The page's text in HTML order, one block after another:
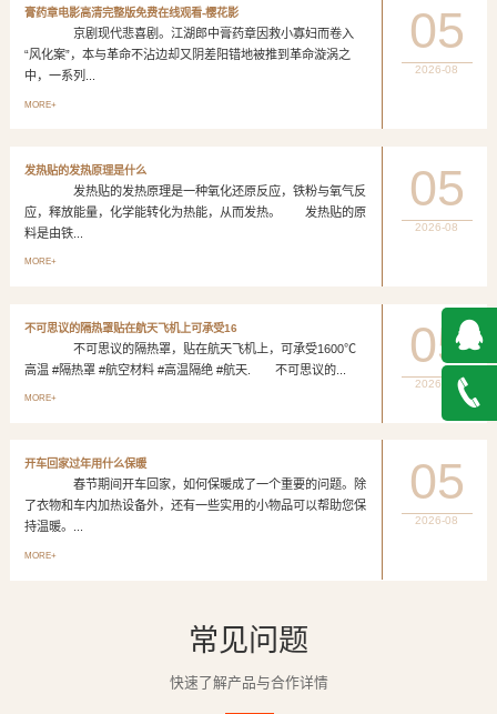
膏药章电影高清完整版免费在线观看-樱花影
京剧现代悲喜剧。江湖郎中膏药章因救小寡妇而卷入
“风化案”，本与革命不沾边却又阴差阳错地被推到革命漩涡之
中，一系列...
MORE+
05
2026-08
发热贴的发热原理是什么
发热贴的发热原理是一种氧化还原反应，铁粉与氧气反
应，释放能量，化学能转化为热能，从而发热。 发热贴的原
料是由铁...
MORE+
05
2026-08
不可思议的隔热罩贴在航天飞机上可承受16
不可思议的隔热罩，贴在航天飞机上，可承受1600℃
高温 #隔热罩 #航空材料 #高温隔绝 #航天. 不可思议的...
MORE+
05
2026-08
开车回家过年用什么保暖
春节期间开车回家，如何保暖成了一个重要的问题。除
了衣物和车内加热设备外，还有一些实用的小物品可以帮助您保
持温暖。...
MORE+
05
2026-08
常见问题
快速了解产品与合作详情
QQ在